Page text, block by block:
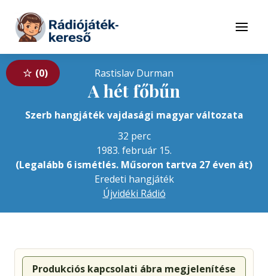
Tovább a tartalomhoz
Menü
0 Rastislav Durman
A hét főbűn
Szerb hangjáték vajdasági magyar változata
32 perc
1983. február 15.
(Legalább 6 ismétlés. Műsoron tartva 27 éven át)
Eredeti hangjáték
Újvidéki Rádió
Produkciós kapcsolati ábra megjelenítése